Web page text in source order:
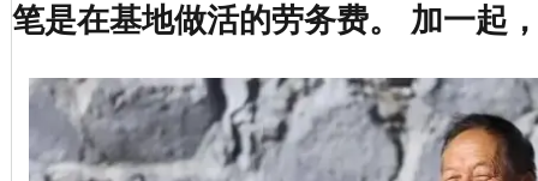
笔是在基地做活的劳务费。 加一起